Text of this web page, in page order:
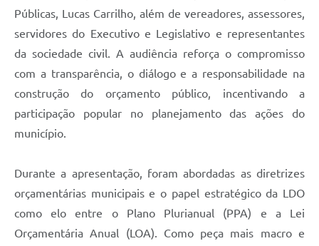
Públicas, Lucas Carrilho, além de vereadores, assessores,
servidores do Executivo e Legislativo e representantes
da sociedade civil. A audiência reforça o compromisso
com a transparência, o diálogo e a responsabilidade na
construção do orçamento público, incentivando a
participação popular no planejamento das ações do
município.
Durante a apresentação, foram abordadas as diretrizes
orçamentárias municipais e o papel estratégico da LDO
como elo entre o Plano Plurianual (PPA) e a Lei
Orçamentária Anual (LOA). Como peça mais macro e